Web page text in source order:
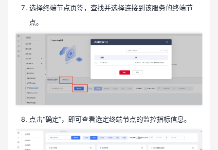
选择终端节点页签，查找并选择连接到该服务的终端节
点。
点击“确定”，即可查看选定终端节点的监控指标信息。